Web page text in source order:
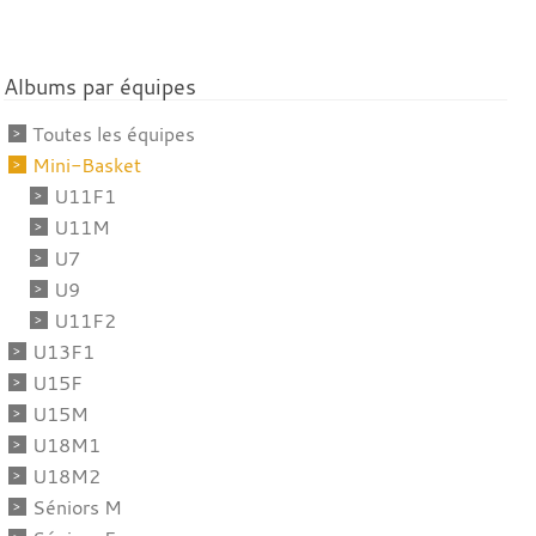
Albums par équipes
Toutes les équipes
Mini-Basket
U11F1
U11M
U7
U9
U11F2
U13F1
U15F
U15M
U18M1
U18M2
Séniors M